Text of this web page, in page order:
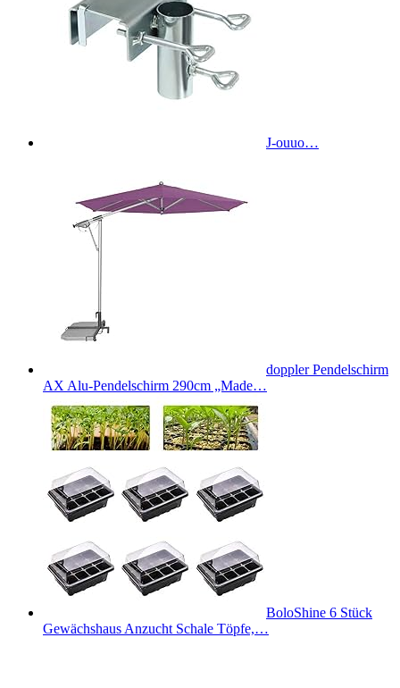
J-ouuo…
doppler Pendelschirm
AX Alu-Pendelschirm 290cm „Made…
BoloShine 6 Stück
Gewächshaus Anzucht Schale Töpfe,…